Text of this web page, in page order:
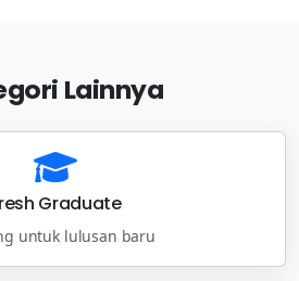
Lainnya
Graduate
untuk lulusan baru